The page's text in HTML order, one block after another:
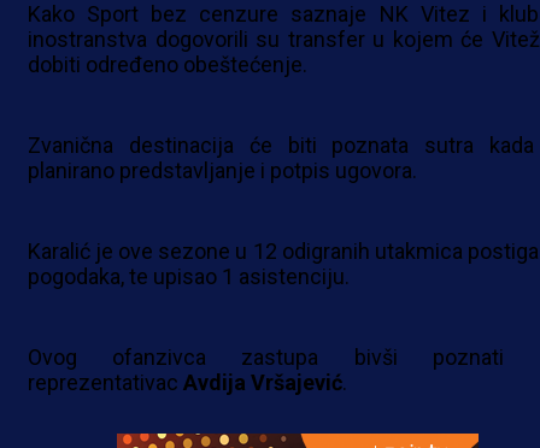
Kako Sport bez cenzure saznaje NK Vitez i
inostranstva dogovorili su transfer u kojem će
dobiti određeno obeštećenje.
Zvanična destinacija će biti poznata sutra
planirano predstavljanje i potpis ugovora.
Karalić je ove sezone u 12 odigranih utakmica
pogodaka, te upisao 1 asistenciju.
Ovog ofanzivca zastupa bivši poznati
reprezentativac Avdija Vršajević.